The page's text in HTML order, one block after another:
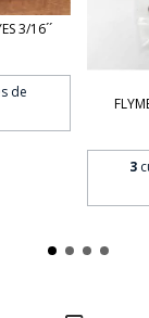
3/16´´
de
3